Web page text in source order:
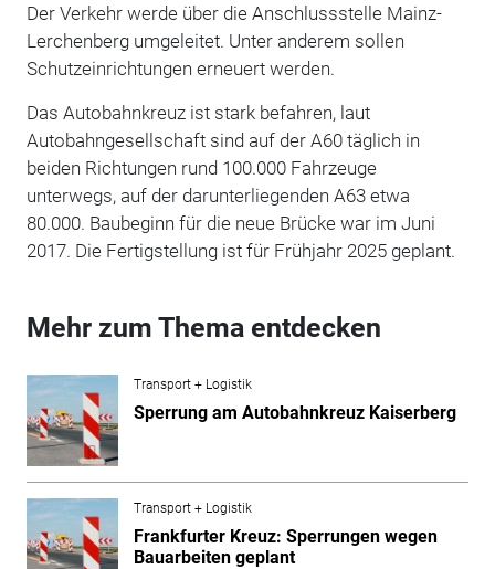
Der Verkehr werde über die Anschlussstelle Mainz-
Lerchenberg umgeleitet. Unter anderem sollen
Schutzeinrichtungen erneuert werden.
Das Autobahnkreuz ist stark befahren, laut
Autobahngesellschaft sind auf der A60 täglich in
beiden Richtungen rund 100.000 Fahrzeuge
unterwegs, auf der darunterliegenden A63 etwa
80.000. Baubeginn für die neue Brücke war im Juni
2017. Die Fertigstellung ist für Frühjahr 2025 geplant.
Mehr zum Thema entdecken
Transport + Logistik
Sperrung am Autobahnkreuz Kaiserberg
Transport + Logistik
Frankfurter Kreuz: Sperrungen wegen
Bauarbeiten geplant